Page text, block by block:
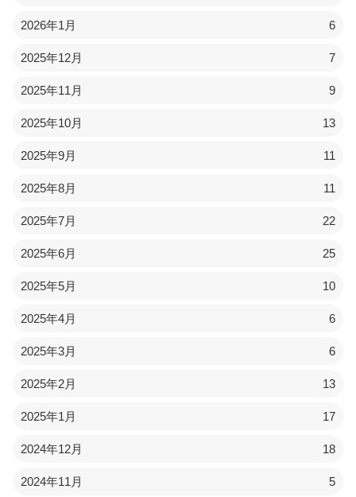
2026年1月 6
2025年12月 7
2025年11月 9
2025年10月 13
2025年9月 11
2025年8月 11
2025年7月 22
2025年6月 25
2025年5月 10
2025年4月 6
2025年3月 6
2025年2月 13
2025年1月 17
2024年12月 18
2024年11月 5